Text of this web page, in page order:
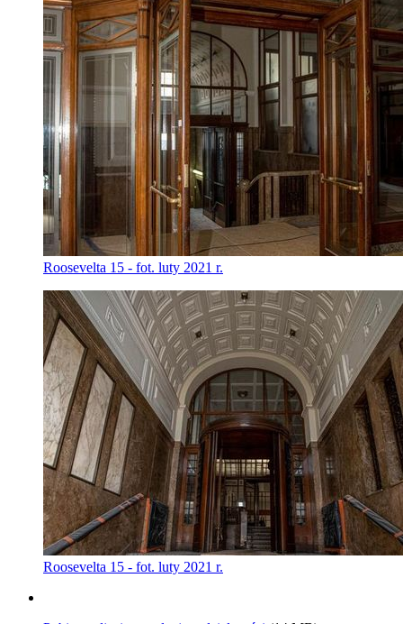
Roosevelta 15 - fot. luty 2021 r.
Roosevelta 15 - fot. luty 2021 r.